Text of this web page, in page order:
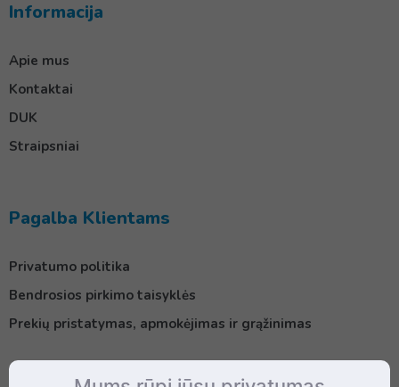
Informacija
Apie mus
Kontaktai
DUK
Straipsniai
Pagalba Klientams
Privatumo politika
Bendrosios pirkimo taisyklės
Prekių pristatymas, apmokėjimas ir grąžinimas